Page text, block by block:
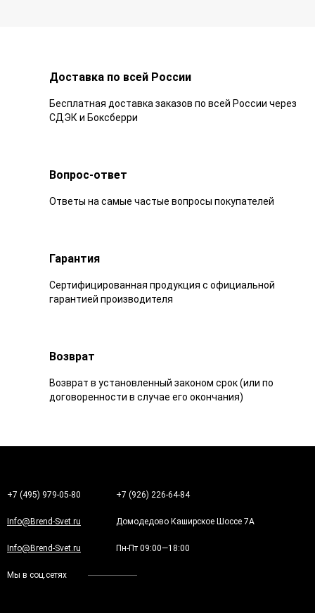
Доставка по всей России
Бесплатная доставка заказов по всей России через
СДЭК и Боксберри
Вопрос-ответ
Ответы на самые частые вопросы покупателей
Гарантия
Сертифицированная продукция с официальной
гарантией производителя
Возврат
Возврат в установленный законом срок (или по
договоренности в случае его окончания)
+7 (495) 979-05-80 +7 (926) 226-64-84
Info@Brend-Svet.ru Домодедово Каширское Шоссе 7А
Info@Brend-Svet.ru Пн-Пт 09:00—18:00
Мы в соц.сетях